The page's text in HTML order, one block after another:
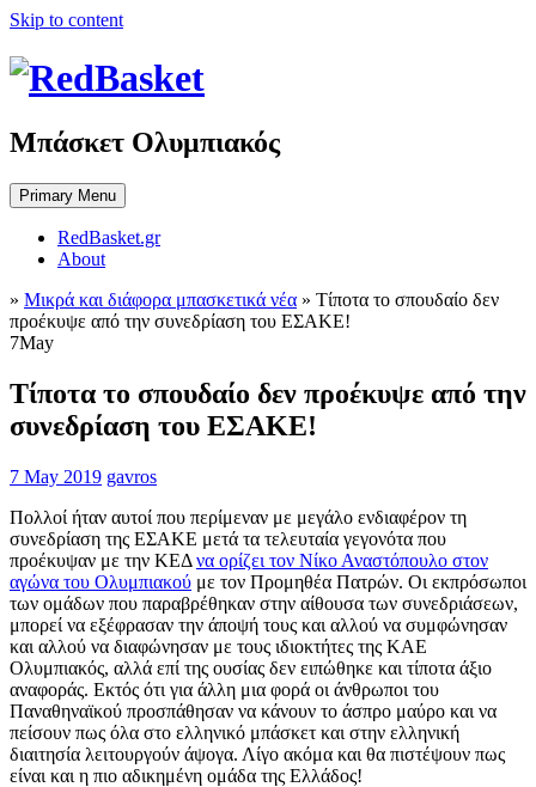
Skip to content
Μπάσκετ Ολυμπιακός
Primary Menu
RedBasket.gr
About
» Μικρά και διάφορα μπασκετικά νέα » Τίποτα το σπουδαίο δεν
προέκυψε από την συνεδρίαση του ΕΣΑΚΕ!
7May
Τίποτα το σπουδαίο δεν προέκυψε από την
συνεδρίαση του ΕΣΑΚΕ!
7 May 2019 gavros
Πολλοί ήταν αυτοί που περίμεναν με μεγάλο ενδιαφέρον τη
συνεδρίαση της ΕΣΑΚΕ μετά τα τελευταία γεγονότα που
προέκυψαν με την ΚΕΔνα ορίζει τον Νίκο Αναστόπουλο στον
αγώνα του Ολυμπιακού με τον Προμηθέα Πατρών. Οι εκπρόσωποι
των ομάδων που παραβρέθηκαν στην αίθουσα των συνεδριάσεων,
μπορεί να εξέφρασαν την άποψή τους και αλλού να συμφώνησαν
και αλλού να διαφώνησαν με τους ιδιοκτήτες της ΚΑΕ
Ολυμπιακός, αλλά επί της ουσίας δεν ειπώθηκε και τίποτα άξιο
αναφοράς. Εκτός ότι για άλλη μια φορά οι άνθρωποι του
Παναθηναϊκού προσπάθησαν να κάνουν το άσπρο μαύρο και να
πείσουν πως όλα στο ελληνικό μπάσκετ και στην ελληνική
διαιτησία λειτουργούν άψογα. Λίγο ακόμα και θα πιστέψουν πως
είναι και η πιο αδικημένη ομάδα της Ελλάδος!